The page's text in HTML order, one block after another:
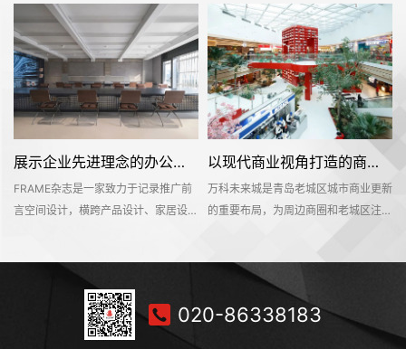
展示企业先进理念的办公室装修设计空间是怎样的——FRAME
FRAME杂志是一家致力于记录推广前
言空间设计，横跨产品设计、家居设
是一个工作环境，也是一个企业理念的
平台。该项目位于深业上城商区，可直
达莲花山和笔架山公园，呈现出独具一
格的国际文化和商业氛围。
以现代商业视角打造的商业城是怎样的——万科未来城
万科未来城是青岛老城区城市商业更新
的重要布局，为周边商圈和老城区注入
落、色泽浓郁的建筑物风格，设计团队
突破性地在北方区域植入南方氛围的热
带植物景观，打造出一个能够激发更多
020-86338183